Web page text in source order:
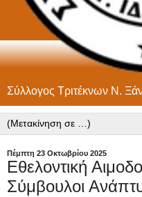
Σύλλογος Τριτέκνων Ν.
Πέμπτη 23 Οκτωβρίου 2025
Εθελοντική
Σύμβουλοι